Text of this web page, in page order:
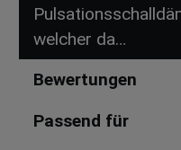
welcher da…
Bewertungen
Passend für